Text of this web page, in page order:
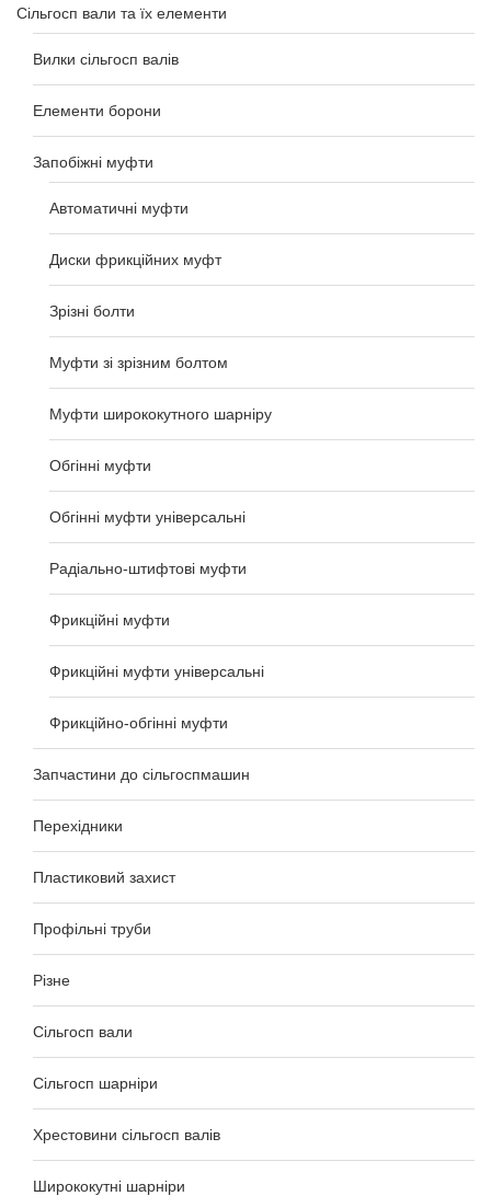
Сільгосп вали та їх елементи
Вилки сільгосп валів
Елементи борони
Запобіжні муфти
Автоматичні муфти
Диски фрикційних муфт
Зрізні болти
Муфти зі зрізним болтом
Муфти ширококутного шарніру
Обгінні муфти
Обгінні муфти універсальні
Радіально-штифтові муфти
Фрикційні муфти
Фрикційні муфти універсальні
Фрикційно-обгінні муфти
Запчастини до сільгоспмашин
Перехідники
Пластиковий захист
Профільні труби
Різне
Сільгосп вали
Сільгосп шарніри
Хрестовини сільгосп валів
Ширококутні шарніри